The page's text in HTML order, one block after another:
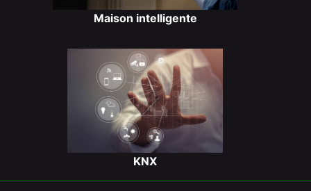
Maison intelligente
KNX